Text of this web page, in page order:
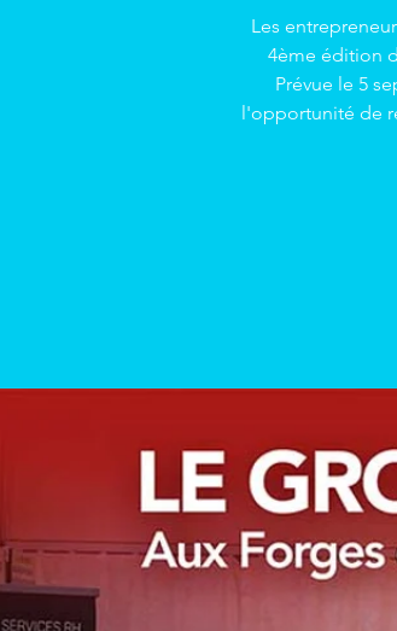
Les
4ème édition
Prévue le 5
l'opportunité de